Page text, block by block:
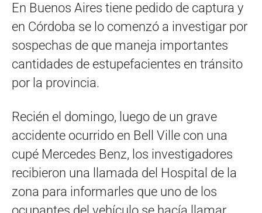
En Buenos Aires tiene pedido de captura y
en Córdoba se lo comenzó a investigar por
sospechas de que maneja importantes
cantidades de estupefacientes en tránsito
por la provincia.
Recién el domingo, luego de un grave
accidente ocurrido en Bell Ville con una
cupé Mercedes Benz, los investigadores
recibieron una llamada del Hospital de la
zona para informarles que uno de los